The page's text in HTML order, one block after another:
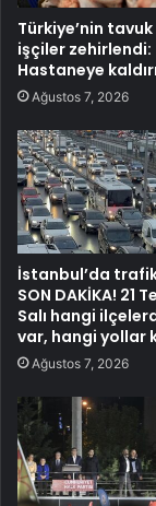
Türkiye’nin
işçiler zehirlendi:
Hastaneye
Ağustos 7, 2026
İstanbul’da trafik
SON DAKİKA! 21
Salı hangi
var, hangi yollar
Ağustos 7, 2026